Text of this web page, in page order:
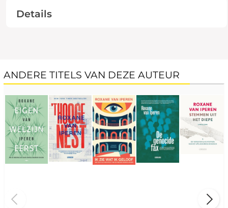
Details
ANDERE TITELS VAN DEZE AUTEUR